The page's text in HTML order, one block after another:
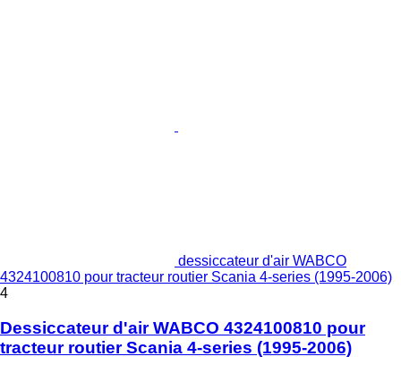
dessiccateur d'air WABCO
4324100810 pour tracteur routier Scania 4-series (1995-2006)
4
Dessiccateur d'air WABCO 4324100810 pour
tracteur routier Scania 4-series (1995-2006)